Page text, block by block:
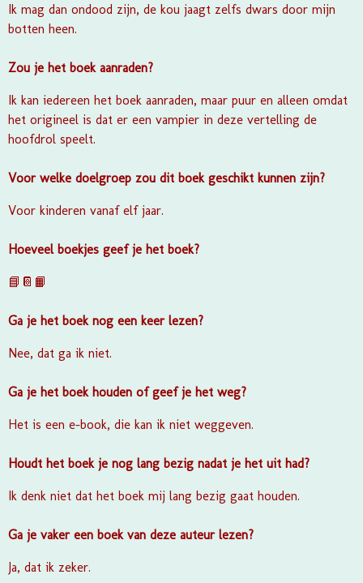
Ik mag dan ondood zijn, de kou jaagt zelfs dwars door mijn
botten heen.
Zou je het boek aanraden?
Ik kan iedereen het boek aanraden, maar puur en alleen omdat
het origineel is dat er een vampier in deze vertelling de
hoofdrol speelt.
Voor welke doelgroep zou dit boek geschikt kunnen zijn?
Voor kinderen vanaf elf jaar.
Hoeveel boekjes geef je het boek?
📘📔📙
Ga je het boek nog een keer lezen?
Nee, dat ga ik niet.
Ga je het boek houden of geef je het weg?
Het is een e-book, die kan ik niet weggeven.
Houdt het boek je nog lang bezig nadat je het uit had?
Ik denk niet dat het boek mij lang bezig gaat houden.
Ga je vaker een boek van deze auteur lezen?
Ja, dat ik zeker.